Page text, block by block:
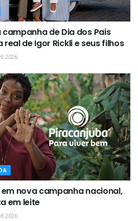
de Dia dos Pais
de Igor Rickli e seus filhos
2026
nova campanha nacional,
em leite
2026